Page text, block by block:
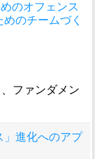
のオフェンス
のチームづく
ファンダメン
」進化へのアプ